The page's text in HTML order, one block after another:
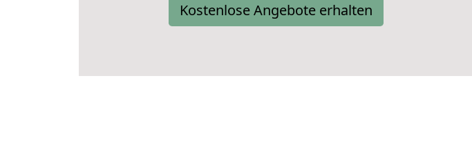
Kostenlose Angebote erhalten